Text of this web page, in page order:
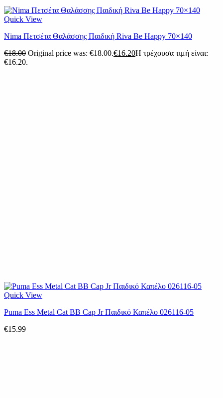
Quick View
Nima Πετσέτα Θαλάσσης Παιδική Riva Be Happy 70×140
€18.00 Original price was: €18.00.€16.20Η τρέχουσα τιμή είναι:
€16.20.
Quick View
Puma Ess Metal Cat BB Cap Jr Παιδικό Καπέλο 026116-05
€15.99